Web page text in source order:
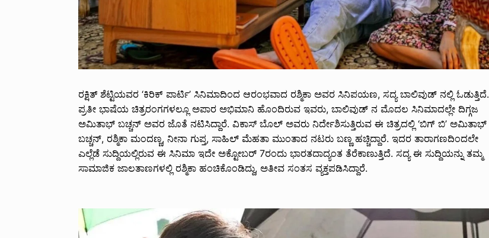
ರಕ್ಷಿತ್ ಶೆಟ್ಟಿಯವರ ‘ಕಿರಿಕ್ ಪಾರ್ಟಿ’ ಸಿನಿಮಾದಿಂದ ಆರಂಭವಾದ ರಶ್ಮಿಕಾ ಅವರ ಸಿನಿಪಯಣ, ಸದ್ಯ ಬಾಲಿವುಡ್ ನಲ್ಲಿ ಓಡುತ್ತಿದೆ.
ಪ್ರತೀ ಭಾಷೆಯ ಚಿತ್ರರಂಗಗಳಲ್ಲೂ ಅಪಾರ ಅಭಿಮಾನಿ ಹೊಂದಿರುವ ಇವರು, ಬಾಲಿವುಡ್ ನ ಮೊದಲ ಸಿನಿಮಾದಲ್ಲೇ ದಿಗ್ಗಜ
ಅಮಿತಾಭ್ ಬಚ್ಚನ್ ಅವರ ಜೊತೆ ನಟಿಸಿದ್ದಾರೆ. ವಿಕಾಸ್ ಬೊಲ್ ಅವರು ನಿರ್ದೇಶಿಸುತ್ತಿರುವ ಈ ಚಿತ್ರದಲ್ಲಿ ‘ಬಿಗ್ ಬಿ’ ಅಮಿತಾಭ್
ಬಚ್ಚನ್, ರಶ್ಮಿಕಾ ಮಂದಣ್ಣ, ನೀನಾ ಗುಪ್ತ, ಸಾಹಿಲ್ ಮೆಹತಾ ಮುಂತಾದ ನಟರು ಬಣ್ಣ ಹಚ್ಚಿದ್ದಾರೆ. ಇದರ ತಾರಾಗಣದಿಂದಲೇ
ಎಲ್ಲೆಡೆ ಸುದ್ದಿಯಲ್ಲಿರುವ ಈ ಸಿನಿಮಾ ಇದೇ ಅಕ್ಟೋಬರ್ 7ರಂದು ಭಾರತದಾದ್ಯಂತ ತೆರೆಕಾಣುತ್ತಿದೆ. ಸದ್ಯ ಈ ಸುದ್ದಿಯನ್ನು ತಮ್ಮ
ಸಾಮಾಜಿಕ ಜಾಲತಾಣಗಳಲ್ಲಿ ರಶ್ಮಿಕಾ ಹಂಚಿಕೊಂಡಿದ್ದು, ಅತೀವ ಸಂತಸ ವ್ಯಕ್ತಪಡಿಸಿದ್ದಾರೆ.